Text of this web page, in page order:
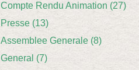
Compte Rendu Animation (27)
Presse (13)
Assemblee Generale (8)
General (7)